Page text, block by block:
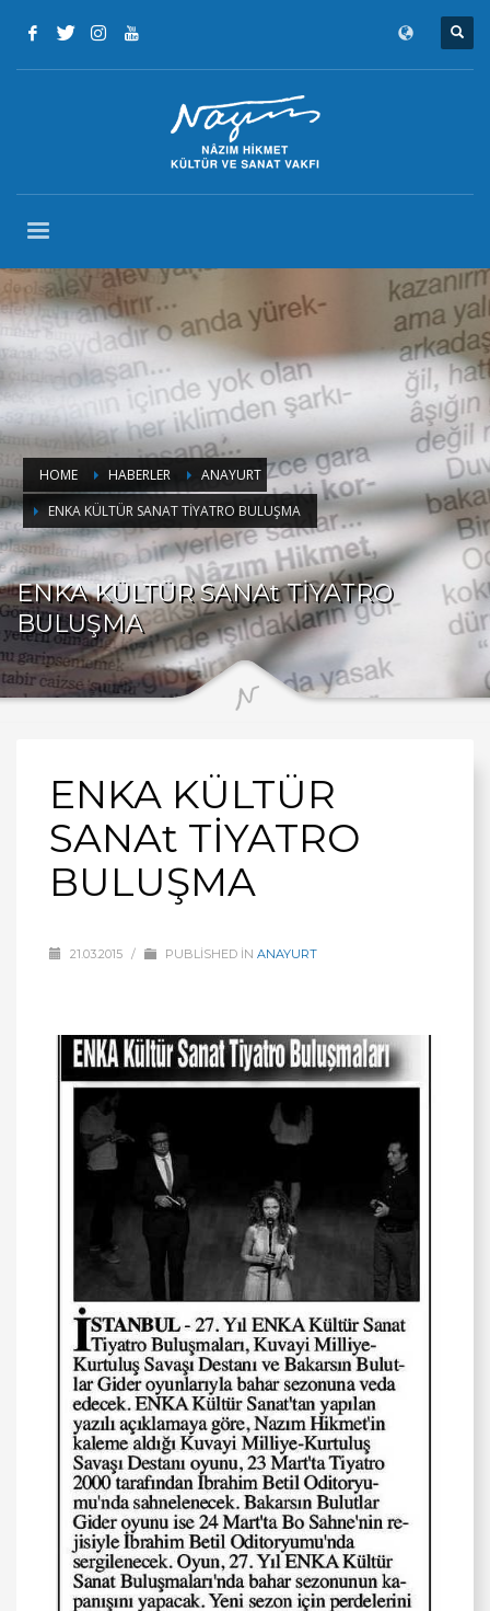
HOME HABERLER
ANAYURT
ENKA KÜLTÜR SANAT TİYATRO BULUŞMA
ENKA KÜLTÜR SANAt TİYATRO
BULUŞMA
ENKA KÜLTÜR
SANAt TİYATRO
BULUŞMA
21.03.2015 / PUBLISHED IN ANAYURT